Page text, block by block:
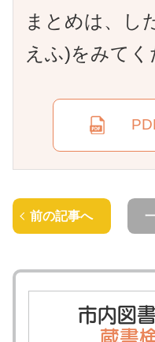
まとめは、し
えふ)をみてく
前の記事へ
市内図
蔵書